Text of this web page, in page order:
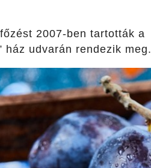
2007-ben tartották a
ház udvarán rendezik meg.